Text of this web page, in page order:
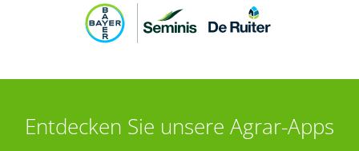
Entdecken Sie unsere Agrar-Apps